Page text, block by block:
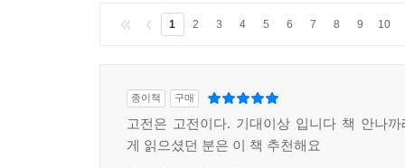
1 2 3 4 5 6 7 8 9 10
종이책 구매
고전은 고전이다. 기대이상 입니다 책 안나
게 읽으셨던 분은 이 책 추천해요